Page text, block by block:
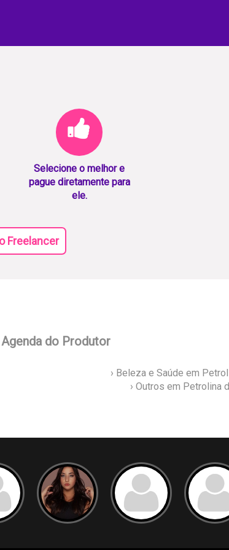
Selecione o melhor e
pague diretamente para
ele.
Freelancer
do Produtor
› Beleza e Saúde em
› Outros em Petrolina